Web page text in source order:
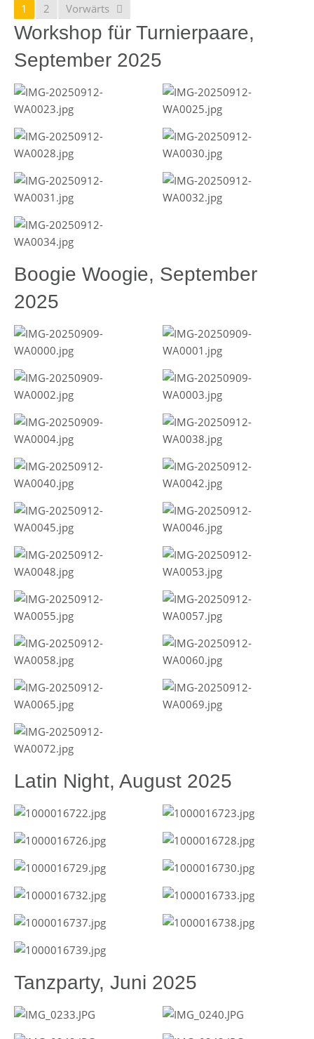
1 2 Vorwärts
Workshop für Turnierpaare,
September 2025
Boogie Woogie, September
2025
Latin Night, August 2025
Tanzparty, Juni 2025